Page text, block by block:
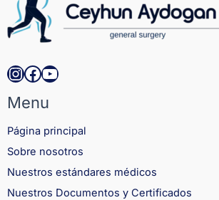
Instagram
Facebook
YouTube
Menu
Página principal
Sobre nosotros
Nuestros estándares médicos
Nuestros Documentos y Certificados